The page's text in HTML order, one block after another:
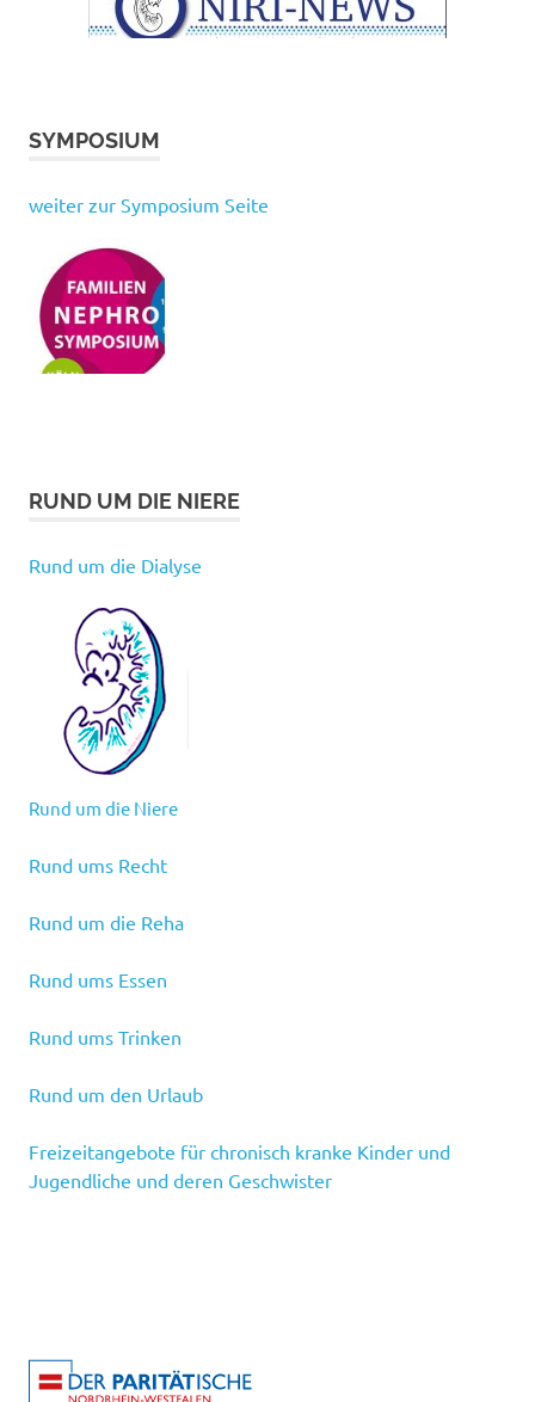
SYMPOSIUM
weiter zur Symposium Seite
RUND UM DIE NIERE
Rund um die Dialyse
Rund um die Niere
Rund ums Recht
Rund um die Reha
Rund ums Essen
Rund ums Trinken
Rund um den Urlaub
Freizeitangebote für chronisch kranke Kinder und
Jugendliche und deren Geschwister